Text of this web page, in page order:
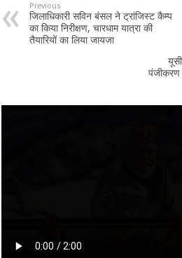
Previous
जिलाधिकारी सविन बंसल ने ट्रांजिस्ट कैम्प
का किया निरीक्षण, चारधाम यात्रा की
तैयारियों का लिया जायजा
पंजीकरण